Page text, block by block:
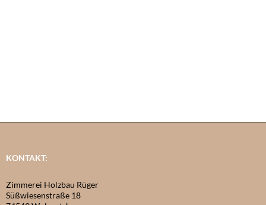
KONTAKT:
Zimmerei Holzbau Rüger
Süßwiesenstraße 18